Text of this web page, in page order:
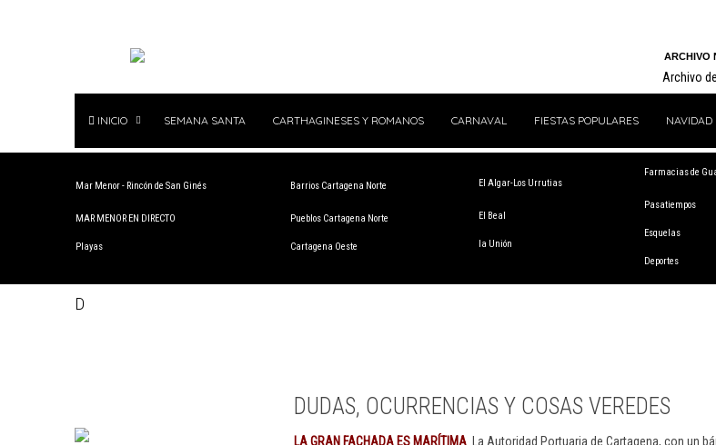
ARCHIVO
Archivo
INICIO SEMANA SANTA CARTHAGINESES Y ROMANOS CARNAVAL FIESTAS POPULARES NAVIDAD
Mar Menor - Rincón de San Ginés
MAR MENOR EN DIRECTO
Playas
Barrios Cartagena Norte
Pueblos Cartagena Norte
Cartagena Oeste
El Algar-Los Urrutias
El Beal
la Unión
Farmacias de
Pasatiempos
Esquelas
Deportes
D
DUDAS, OCURRENCIAS Y COSAS VEREDES
LA GRAN FACHADA ES MARÍTIMA . La Autoridad Portuaria de Cartagena, con un